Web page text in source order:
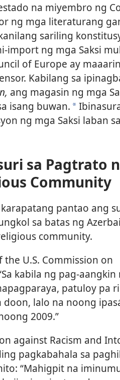
na miyembro ng
ng mga literaturang
sariling
import ng mga Saksi
of Europe ay
Kabilang sa
ang magasin ng mga
isang buwan. *
ng mga Saksi laban sa
sa Pagtrato
Community
pantao ang
sa batas ng
community.
U.S. Commission on
kabila ng pag-aangkin
patuloy pa
lalo na noong
2009.”
against Racism and
pagkabahala sa
“Mahigpit na